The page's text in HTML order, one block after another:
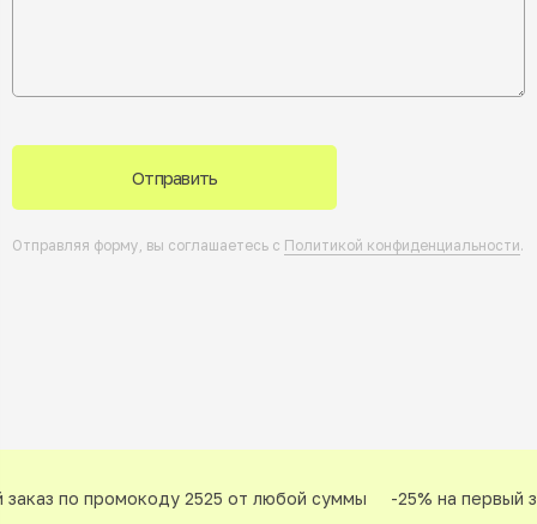
Отправить
Отправляя форму, вы соглашаетесь с Политикой конфиденциальности.
по промокоду 2525 от любой суммы -25% на первый